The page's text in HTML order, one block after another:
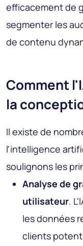
efficacement de
segmenter les
de contenu
Comment
la
Il existe de
l'intelligence
soulignons les
Analyse de
utilisateur.
les données
clients